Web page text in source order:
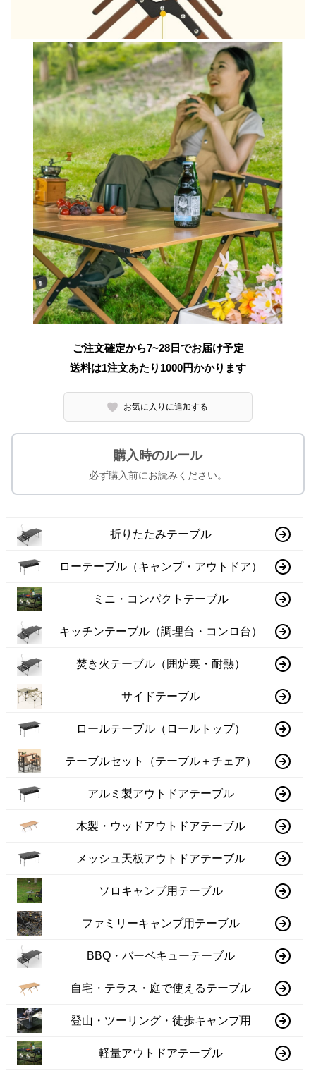
ご注文確定から7~28日でお届け予定
送料は1注文あたり 1000円かかります
お気に入りに追加する
購入時のルール
必ず購入前にお読みください。
折りたたみテーブル
ローテーブル（キャンプ・アウトドア）
ミニ・コンパクトテーブル
キッチンテーブル（調理台・コンロ台）
焚き火テーブル（囲炉裏・耐熱）
サイドテーブル
ロールテーブル（ロールトップ）
テーブルセット（テーブル＋チェア）
アルミ製アウトドアテーブル
木製・ウッドアウトドアテーブル
メッシュ天板アウトドアテーブル
ソロキャンプ用テーブル
ファミリーキャンプ用テーブル
BBQ・バーベキューテーブル
自宅・テラス・庭で使えるテーブル
登山・ツーリング・徒歩キャンプ用
軽量アウトドアテーブル